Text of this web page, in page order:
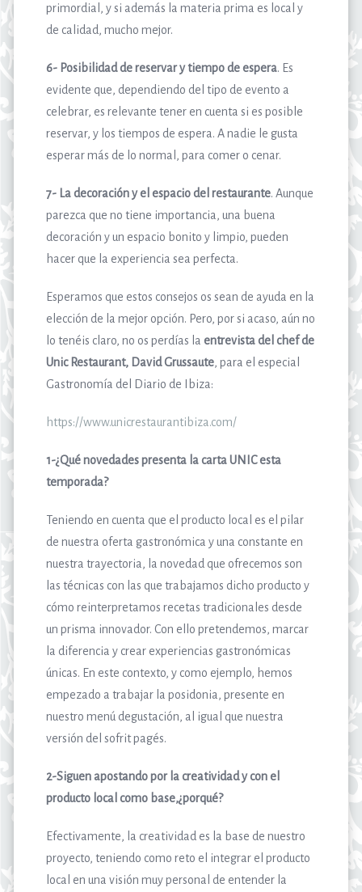
primordial, y si además la materia prima es local y
de calidad, mucho mejor.
6- Posibilidad de reservar y tiempo de espera. Es
evidente que, dependiendo del tipo de evento a
celebrar, es relevante tener en cuenta si es posible
reservar, y los tiempos de espera. A nadie le gusta
esperar más de lo normal, para comer o cenar.
7- La decoración y el espacio del restaurante. Aunque
parezca que no tiene importancia, una buena
decoración y un espacio bonito y limpio, pueden
hacer que la experiencia sea perfecta.
Esperamos que estos consejos os sean de ayuda en la
elección de la mejor opción. Pero, por si acaso, aún no
lo tenéis claro, no os perdías la entrevista del chef de
Unic Restaurant, David Grussaute, para el especial
Gastronomía del Diario de Ibiza:
https://www.unicrestaurantibiza.com/
1-¿Qué novedades presenta la carta UNIC esta
temporada?
Teniendo en cuenta que el producto local es el pilar
de nuestra oferta gastronómica y una constante en
nuestra trayectoria, la novedad que ofrecemos son
las técnicas con las que trabajamos dicho producto y
cómo reinterpretamos recetas tradicionales desde
un prisma innovador. Con ello pretendemos, marcar
la diferencia y crear experiencias gastronómicas
únicas. En este contexto, y como ejemplo, hemos
empezado a trabajar la posidonia, presente en
nuestro menú degustación, al igual que nuestra
versión del sofrit pagés.
2-Siguen apostando por la creatividad y con el
producto local como base,¿porqué?
Efectivamente, la creatividad es la base de nuestro
proyecto, teniendo como reto el integrar el producto
local en una visión muy personal de entender la